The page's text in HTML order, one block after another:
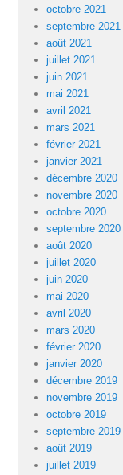
octobre 2021
septembre 2021
août 2021
juillet 2021
juin 2021
mai 2021
avril 2021
mars 2021
février 2021
janvier 2021
décembre 2020
novembre 2020
octobre 2020
septembre 2020
août 2020
juillet 2020
juin 2020
mai 2020
avril 2020
mars 2020
février 2020
janvier 2020
décembre 2019
novembre 2019
octobre 2019
septembre 2019
août 2019
juillet 2019